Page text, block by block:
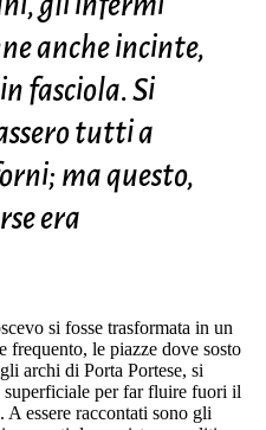
anche incinte,
fasciola. Si
tutti a
ma questo,
era
si fosse trasformata in un
le piazze dove sosto
archi di Porta Portese, si
superficiale per far fluire fuori il
essere raccontati sono gli